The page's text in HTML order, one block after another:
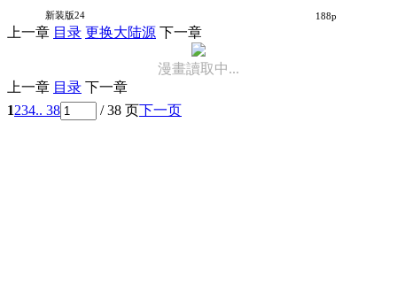
新装版24 188p
上一章 目录 更换大陆源 下一章
漫畫讀取中...
上一章 目录 下一章
1234.. 38 / 38 页下一页